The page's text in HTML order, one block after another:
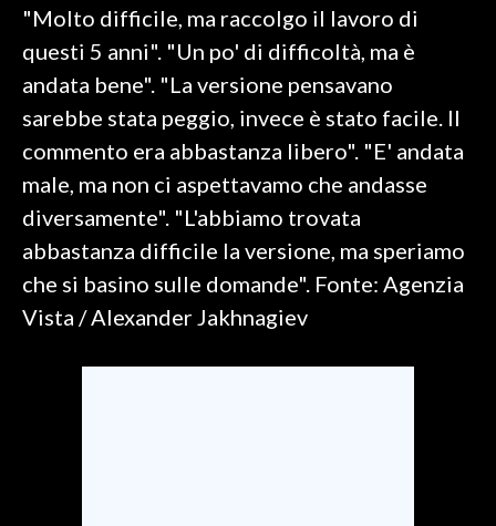
GOSSIP
SALUTE
SARDEGNA TURISMO
#CARAUNIONE
"Molto difficile, ma raccolgo il lavoro di
questi 5 anni". "Un po' di difficoltà, ma è
andata bene". "La versione pensavano
sarebbe stata peggio, invece è stato facile. Il
commento era abbastanza libero". "E' andata
male, ma non ci aspettavamo che andasse
diversamente". "L'abbiamo trovata
abbastanza difficile la versione, ma speriamo
che si basino sulle domande". Fonte: Agenzia
Vista / Alexander Jakhnagiev